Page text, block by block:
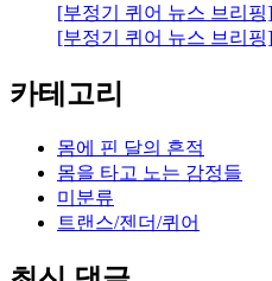
[부정기 퀴어 뉴스 브리핑
[부정기 퀴어 뉴스 브리핑
카테고리
몸에 핀 달의 흔적
몸을 타고 노는 감정들
미분류
트랜스/젠더/퀴어